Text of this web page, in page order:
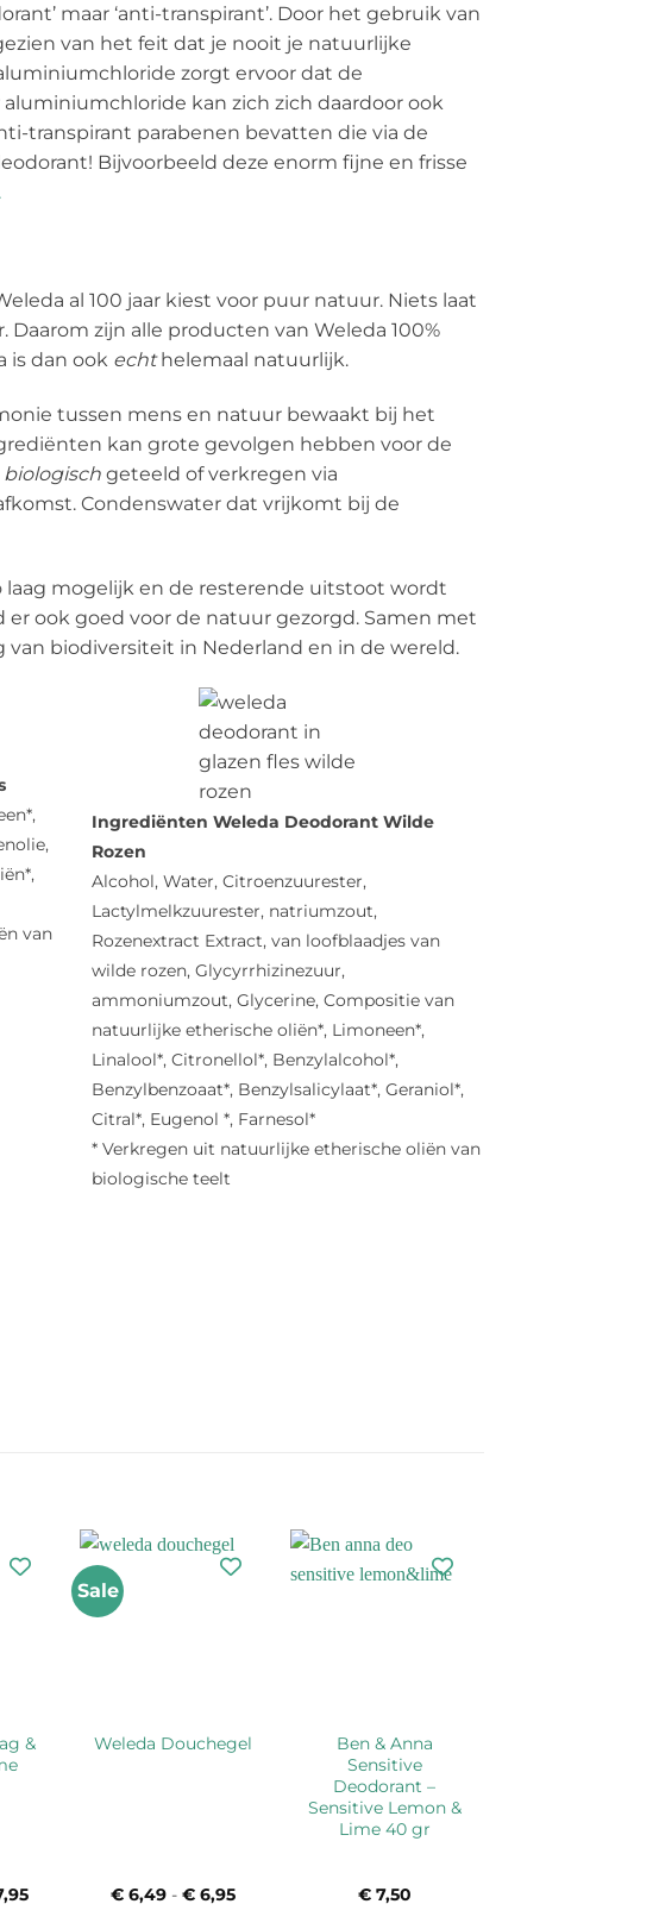
maar ‘anti-transpirant’. Door het gebruik van
van het feit dat je nooit je natuurlijke
zorgt ervoor dat de
kan zich zich daardoor ook
transpirant parabenen bevatten die via de
Bijvoorbeeld deze enorm fijne en frisse
al 100 jaar kiest voor puur natuur. Niets laat
zijn alle producten van Weleda 100%
is dan ook echthelemaal natuurlijk.
tussen mens en natuur bewaakt bij het
kan grote gevolgen hebben voor de
biologisch geteeld of verkregen via
Condenswater dat vrijkomt bij de
laag mogelijk en de resterende uitstoot wordt
ook goed voor de natuur gezorgd. Samen met
biodiversiteit in Nederland en in de wereld.
van
Ingrediënten Weleda Deodorant Wilde
Rozen
Alcohol, Water, Citroenzuurester,
Lactylmelkzuurester, natriumzout,
Rozenextract Extract, van loofblaadjes van
wilde rozen, Glycyrrhizinezuur,
ammoniumzout, Glycerine, Compositie van
natuurlijke etherische oliën*, Limoneen*,
Linalool*, Citronellol*, Benzylalcohol*,
Benzylbenzoaat*, Benzylsalicylaat*, Geraniol*,
Citral*, Eugenol *, Farnesol*
* Verkregen uit natuurlijke etherische oliën van
biologische teelt
&
Prijsklasse:
Sale
Weleda Douchegel
€ 6,49 - € 6,95
Ben & Anna
Sensitive
Deodorant –
Sensitive Lemon &
Lime 40 gr
€7,50